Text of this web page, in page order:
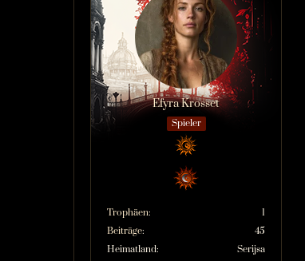
Efyra Krosset
Spieler
Trophäen
1
Beiträge
45
Heimatland
Serijsa